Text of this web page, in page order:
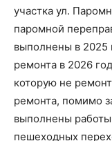
участка ул.
паромной
выполнены в 2025
ремонта в 2026
которую не
ремонта, помимо
выполнены работы
пешеходных